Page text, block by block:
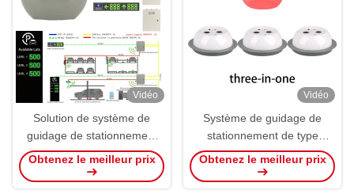
Vidéo
Solution de système de
guidage de stationnement
de garage vertical
Obtenez le meilleur prix
Vidéo
Système de guidage de
stationnement de type
fractionné 3 en 1 Capteur de
détecteur PGS à ultrasons
Obtenez le meilleur prix